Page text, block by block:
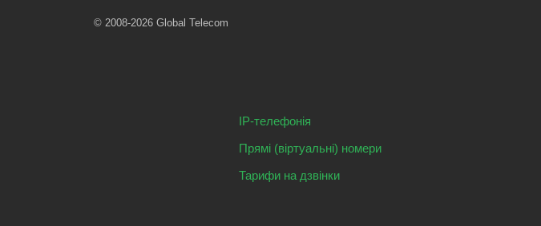
© 2008-2026 Global Telecom
IP-телефонія
Прямі (віртуальні) номери
Тарифи на дзвінки